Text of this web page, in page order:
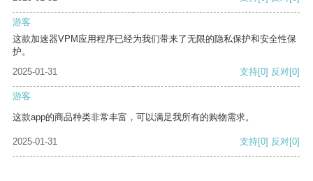
游客
这款加速器VPM应用程序已经为我们带来了无限的隐私保护和安全性保
护。
2025-01-31
支持[0] 反对[0]
游客
这款app的商品种类非常丰富，可以满足我所有的购物需求。
2025-01-31 支持[0] 反对[0]